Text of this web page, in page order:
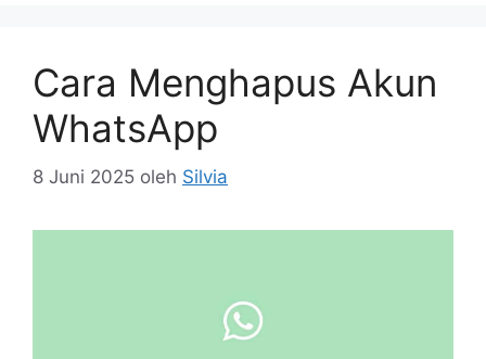
Cara Menghapus Akun
WhatsApp
8 Juni 2025 oleh Silvia